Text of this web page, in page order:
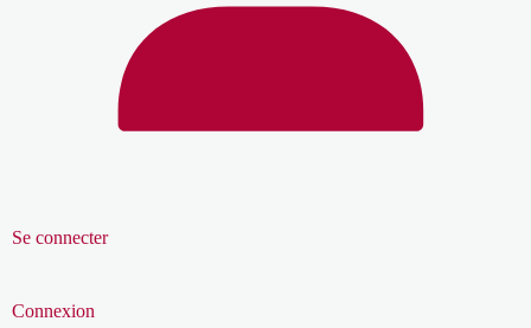
Se connecter
Connexion